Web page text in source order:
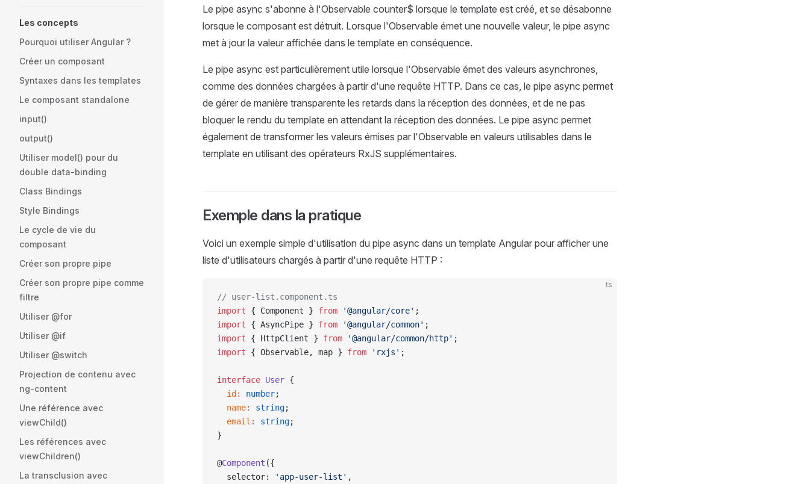
Les concepts
Pourquoi utiliser Angular ?
Créer un composant
Syntaxes dans les templates
Le composant standalone
input()
output()
Utiliser model() pour du
double data-binding
Class Bindings
Style Bindings
Le cycle de vie du
composant
Créer son propre pipe
Créer son propre pipe comme
filtre
Utiliser @for
Utiliser @if
Utiliser @switch
Projection de contenu avec
ng-content
Une référence avec
viewChild()
Les références avec
viewChildren()
La transclusion avec
Le pipe async s'abonne à l'Observable counter$ lorsque le template est créé, et se désabonne
lorsque le composant est détruit. Lorsque l'Observable émet une nouvelle valeur, le pipe async
met à jour la valeur affichée dans le template en conséquence.
Le pipe async est particulièrement utile lorsque l'Observable émet des valeurs asynchrones,
comme des données chargées à partir d'une requête HTTP. Dans ce cas, le pipe async permet
de gérer de manière transparente les retards dans la réception des données, et de ne pas
bloquer le rendu du template en attendant la réception des données. Le pipe async permet
également de transformer les valeurs émises par l'Observable en valeurs utilisables dans le
template en utilisant des opérateurs RxJS supplémentaires.
Exemple dans la pratique
Voici un exemple simple d'utilisation du pipe async dans un template Angular pour afficher une
liste d'utilisateurs chargés à partir d'une requête HTTP :
ts
// user-list.component.ts
import { Component } from '@angular/core' ;
import { AsyncPipe } from '@angular/common' ;
import { HttpClient } from '@angular/common/http' ;
import { Observable, map } from 'rxjs' ;
interface User {
  id
: number;
  name
: string;
  email
: string;
}
@Component ({
  selector:
'app-user-list' ,